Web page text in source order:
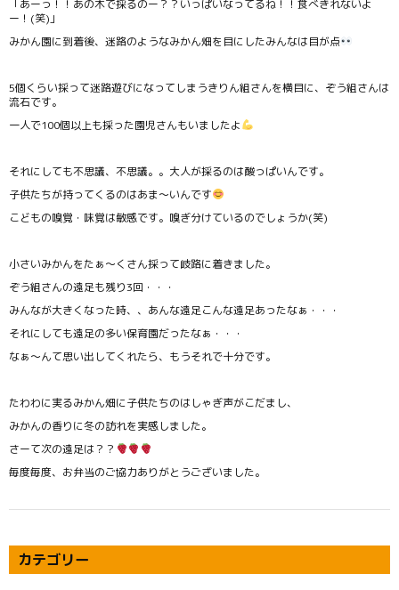
「あーっ！！あの木で採るのー？？いっぱいなってるね！！食べきれないよ
ー！(笑)」
みかん園に到着後、迷路のようなみかん畑を目にしたみんなは目が点
5個くらい採って迷路遊びになってしまうきりん組さんを横目に、ぞう組さんは
流石です。
一人で100個以上も採った園児さんもいましたよ
それにしても不思議、不思議。。大人が採るのは酸っぱいんです。
子供たちが持ってくるのはあま～いんです
こどもの嗅覚・味覚は敏感です。嗅ぎ分けているのでしょうか(笑)
小さいみかんをたぁ～くさん採って岐路に着きました。
ぞう組さんの遠足も残り3回・・・
みんなが大きくなった時、、あんな遠足こんな遠足あったなぁ・・・
それにしても遠足の多い保育園だったなぁ・・・
なぁ～んて思い出してくれたら、もうそれで十分です。
たわわに実るみかん畑に子供たちのはしゃぎ声がこだまし、
みかんの香りに冬の訪れを実感しました。
さーて次の遠足は？？
毎度毎度、お弁当のご協力ありがとうございました。
カテゴリー